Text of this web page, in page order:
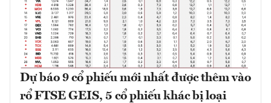
Dự báo 9 cổ phiếu mới nhất được thêm vào
rổ FTSE GEIS, 5 cổ phiếu khác bị loại